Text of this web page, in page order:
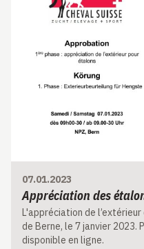
07.01.2023
Appréciation des
L'appréciation de
de Berne, le 7 janvier
disponible en ligne.